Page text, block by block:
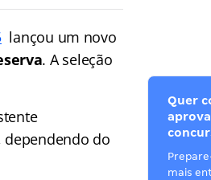
lançou um novo
. A seleção
dependendo do
Quer
mais